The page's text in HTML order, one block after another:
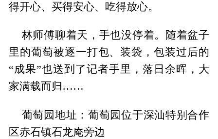
得开心、买得安心、吃得放心。
林师傅聊着天，手也没停着。随着盆子
里的葡萄被逐一打包、装袋，包装过后的
“成果”也送到了记者手里，落日余晖，大
家满载而归……
葡萄园地址：葡萄园位于深汕特别合作
区赤石镇石龙庵旁边